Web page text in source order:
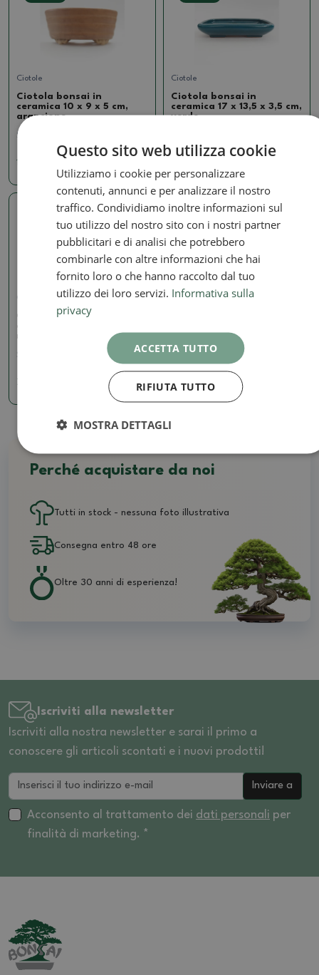
Ciotole
Ciotola bonsai in
ceramica 10 x 9 x 5 cm,
arancione
SKU:
10.30 €
Ciotole
Ciotola bonsai in
ceramica 17 x 13,5 x 3,5 cm,
verde
Ciotola bonsai in
ceramica 9 x 8 x 3,5 cm,
rosa
7.83 €
Perché acquistare da noi
Tutti in stock - nessuna foto illustrativa
Consegna entro 48 ore
Oltre 30 anni di esperienza!
Iscriviti alla newsletter
Iscriviti alla nostra newsletter e sarai il primo a
conoscere gli articoli scontati e i nuovi prodotti!
Inviare a
Acconsento al trattamento dei dati personali per
finalità di marketing. *
Questo sito web utilizza cookie
Utilizziamo i cookie per personalizzare
contenuti, annunci e per analizzare il nostro
traffico. Condividiamo inoltre informazioni sul
tuo utilizzo del nostro sito con i nostri partner
pubblicitari e di analisi che potrebbero
combinarle con altre informazioni che hai
fornito loro o che hanno raccolto dal tuo
utilizzo dei loro servizi. Informativa sulla
privacy
ACCETTA TUTTO
RIFIUTA TUTTO
MOSTRA DETTAGLI